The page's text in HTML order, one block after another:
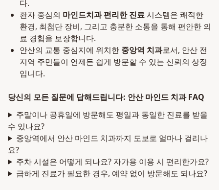
다.
환자 중심의 마인드치과 편리한 진료시스템은 쾌적한
환경, 최첨단 장비, 그리고 충분한 소통을 통해 편안한 의
료 경험을 보장합니다.
안산의 교통 중심지에 위치한 중앙역 치과로서, 안산 전
지역 주민들이 언제든 쉽게 방문할 수 있는 신뢰의 상징
입니다.
당신의 모든 질문에 답해드립니다: 안산 마인드 치과 FAQ
주말이나 공휴일에 방문해도 평일과 동일한 진료를 받을
수 있나요?
중앙역에서 안산 마인드 치과까지 도보로 얼마나 걸리나
요?
주차 시설은 어떻게 되나요? 자가용 이용 시 편리한가요?
급하게 진료가 필요한 경우, 예약 없이 방문해도 되나요?